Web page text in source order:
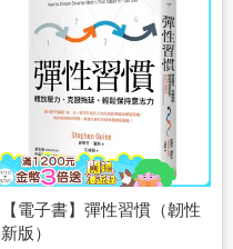
【電子書】彈性習慣（韌性
新版）